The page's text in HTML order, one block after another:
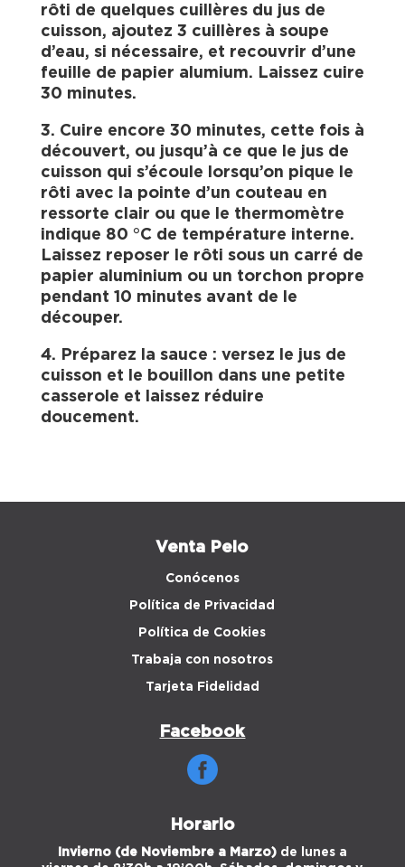
rôti de quelques cuillères du jus de
cuisson, ajoutez 3 cuillères à soupe
d’eau, si nécessaire, et recouvrir d’une
feuille de papier alumium. Laissez cuire
30 minutes.
3. Cuire encore 30 minutes, cette fois à
découvert, ou jusqu’à ce que le jus de
cuisson qui s’écoule lorsqu’on pique le
rôti avec la pointe d’un couteau en
ressorte clair ou que le thermomètre
indique 80 °C de température interne.
Laissez reposer le rôti sous un carré de
papier aluminium ou un torchon propre
pendant 10 minutes avant de le
découper.
4. Préparez la sauce : versez le jus de
cuisson et le bouillon dans une petite
casserole et laissez réduire
doucement.
Venta Peio
Conócenos
Política de Privacidad
Política de Cookies
Trabaja con nosotros
Tarjeta Fidelidad
Facebook
Horario
Invierno (de Noviembre a Marzo)de lunes a